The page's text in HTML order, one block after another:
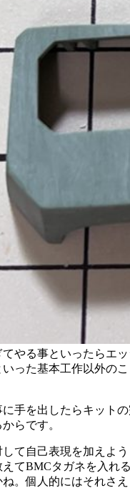
やる事といったらエ
った基本工作以外の
手を出したらキット
らです。
て自己表現を加えよ
えてBMCタガネを入れ
。個人的にはそれさえ